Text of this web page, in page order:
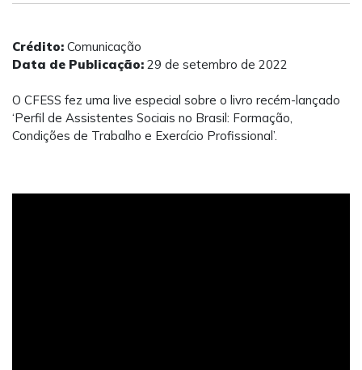
Crédito: Comunicação
Data de Publicação: 29 de setembro de 2022
O CFESS fez uma live especial sobre o livro recém-lançado
‘Perfil de Assistentes Sociais no Brasil: Formação,
Condições de Trabalho e Exercício Profissional’.